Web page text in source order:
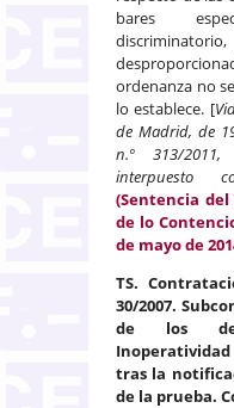
bares
ordenanza no
lo establece. [
de Madrid, de
n.º 313/
interpuesto
(Sentencia
de lo
de mayo de
TS.
30/2007.
de los
tras la
de la prueba.